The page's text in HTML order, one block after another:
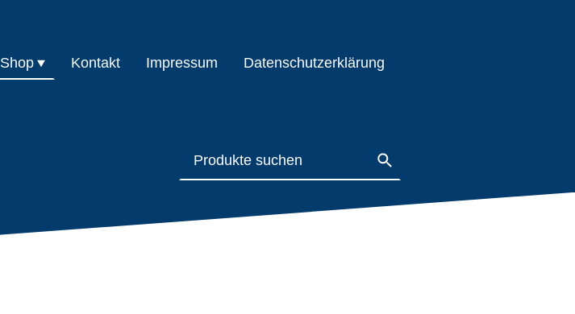
Shop Kontakt Impressum Datenschutzerklärung